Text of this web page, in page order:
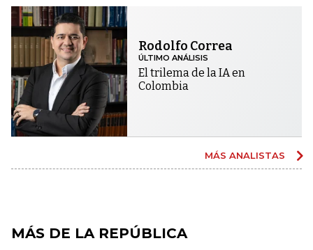
Rodolfo Correa
ÚLTIMO ANÁLISIS
El trilema de la IA en
Colombia
MÁS ANALISTAS
MÁS DE LA REPÚBLICA